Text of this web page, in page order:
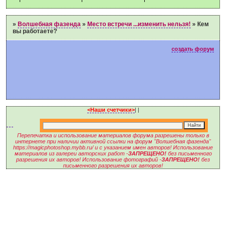
» Волшебная фазенда » Место встречи ...изменить нельзя! » Кем
вы работаете?
создать форум
<Наши счетчики>|
Перепечатка и использование материалов форума разрешены только в
интернете при наличии активной ссылки на форум "Волшебная фазенда"
https://magicphotoshop.mybb.ru/ и с указанием имен авторов! Использование
материалов из галереи авторских работ -ЗАПРЕЩЕНО!без письменного
разрешения их авторов! Использование фотографий -ЗАПРЕЩЕНО! без
письменного разрешения их авторов!